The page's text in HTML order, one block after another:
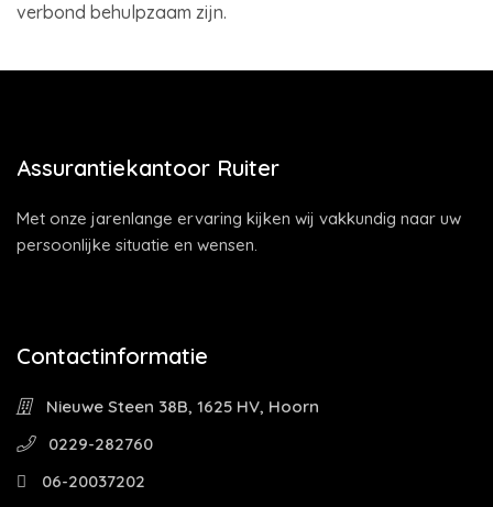
verbond behulpzaam zijn.
Assurantiekantoor Ruiter
Met onze jarenlange ervaring kijken wij vakkundig naar uw
persoonlijke situatie en wensen.
Contactinformatie
Nieuwe Steen 38B, 1625 HV, Hoorn
0229-282760
06-20037202